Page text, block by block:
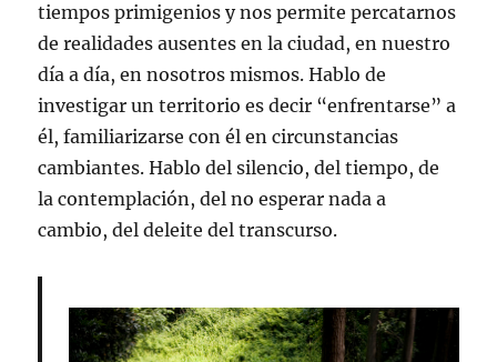
tiempos primigenios y nos permite percatarnos
de realidades ausentes en la ciudad, en nuestro
día a día, en nosotros mismos. Hablo de
investigar un territorio es decir “enfrentarse” a
él, familiarizarse con él en circunstancias
cambiantes. Hablo del silencio, del tiempo, de
la contemplación, del no esperar nada a
cambio, del deleite del transcurso.